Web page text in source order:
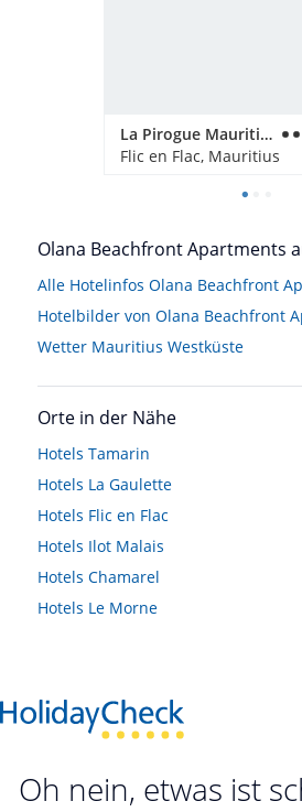
La Pirogue Mauritius
Flic en Flac, Mauritius
Olana Beachfront Apartments
Alle Hotelinfos Olana Beachfront
Hotelbilder von Olana Beachfront
Wetter Mauritius Westküste
Orte in der Nähe
Hotels Tamarin
Hotels La Gaulette
Hotels Flic en Flac
Hotels Ilot Malais
Hotels Chamarel
Hotels Le Morne
Oh nein, etwas ist